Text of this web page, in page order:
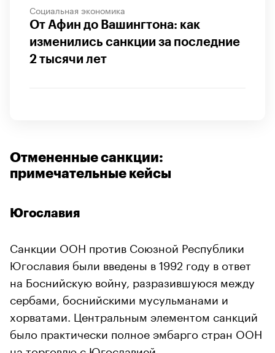
Социальная экономика
От Афин до Вашингтона: как
изменились санкции за последние
2 тысячи лет
Отмененные санкции:
примечательные кейсы
Югославия
Санкции ООН против Союзной Республики
Югославия были введены в 1992 году в ответ
на Боснийскую войну, разразившуюся между
сербами, боснийскими мусульманами и
хорватами. Центральным элементом санкций
было практически полное эмбарго стран ООН